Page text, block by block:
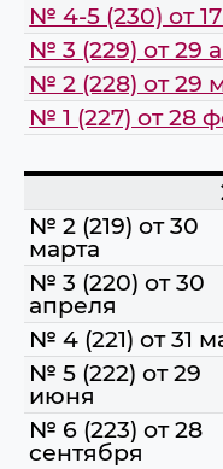
№ 4-5 (230) от
№ 3 (229) от 29
№ 2 (228) от 29
№ 1 (227) от 28
№ 2 (219) от 30
марта
№ 3 (220) от 30
апреля
№ 4 (221) от 31
№ 5 (222) от 29
июня
№ 6 (223) от 28
сентября